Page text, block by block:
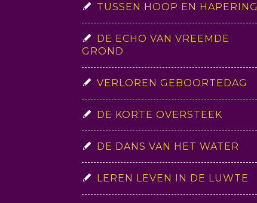
TUSSEN HOOP EN HAPERING
DE ECHO VAN VREEMDE
GROND
VERLOREN GEBOORTEDAG
DE KORTE OVERSTEEK
DE DANS VAN HET WATER
LEREN LEVEN IN DE LUWTE